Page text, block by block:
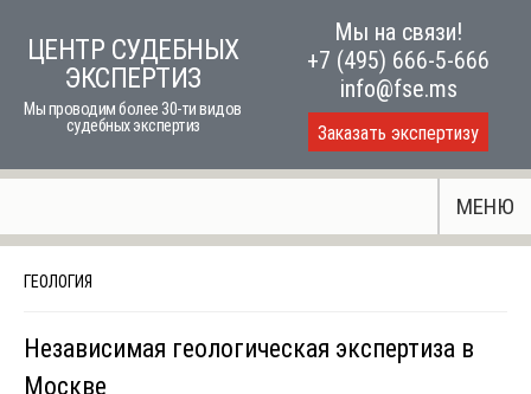
ЦЕНТР СУДЕБНЫХ
ЭКСПЕРТИЗ
Мы проводим более 30-ти видов
судебных экспертиз
Мы на связи!
+7 (495) 666-5-666
info@fse.ms
Заказать экспертизу
МЕНЮ
ГЕОЛОГИЯ
Независимая геологическая экспертиза в
Москве